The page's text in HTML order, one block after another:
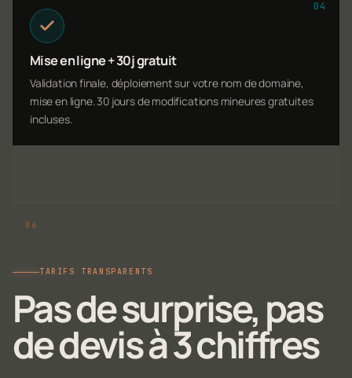
04
Mise en ligne + 30j gratuit
Validation finale, déploiement sur votre nom de domaine,
mise en ligne. 30 jours de modifications mineures gratuites
incluses.
TARIFS TRANSPARENTS
Pas de surprise, pas
de devis à 3 chiffres